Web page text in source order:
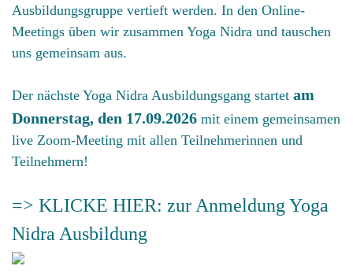
Ausbildungsgruppe vertieft werden. In den Online-
Meetings üben wir zusammen Yoga Nidra und tauschen
uns gemeinsam aus.
Der nächste Yoga Nidra Ausbildungsgang startet am
Donnerstag, den 17.09.2026 mit einem gemeinsamen
live Zoom-Meeting mit allen Teilnehmerinnen und
Teilnehmern!
=> KLICKE HIER: zur Anmeldung Yoga
Nidra Ausbildung